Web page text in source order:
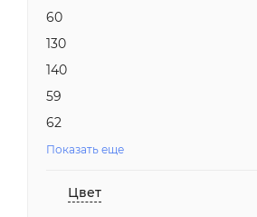
60
130
140
59
62
Показать еще
Цвет